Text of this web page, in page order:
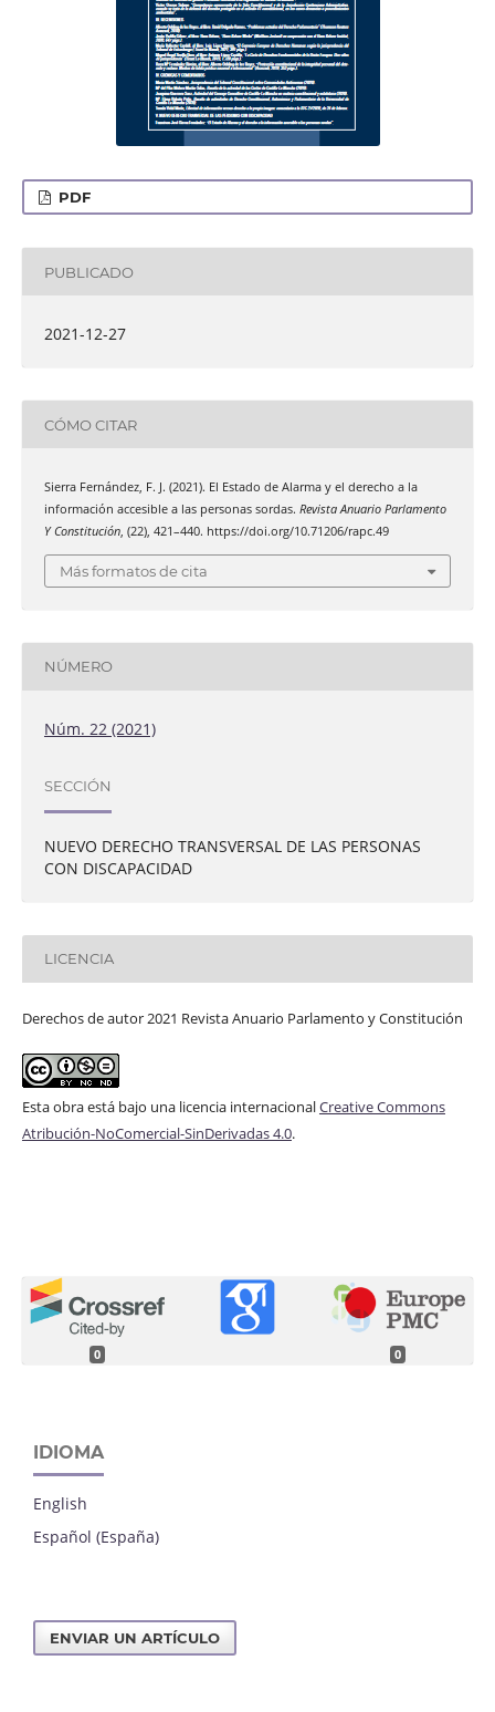
PDF
PUBLICADO
2021-12-27
CÓMO CITAR
Sierra Fernández, F. J. (2021). El Estado de Alarma y el derecho a la
información accesible a las personas sordas. Revista Anuario Parlamento
Y Constitución, (22), 421–440. https://doi.org/10.71206/rapc.49
Más formatos de cita
NÚMERO
Núm. 22 (2021)
SECCIÓN
NUEVO DERECHO TRANSVERSAL DE LAS PERSONAS
CON DISCAPACIDAD
LICENCIA
Derechos de autor 2021 Revista Anuario Parlamento y Constitución
Esta obra está bajo una licencia internacionalCreative Commons
Atribución-NoComercial-SinDerivadas 4.0.
0 0
IDIOMA
English
Español (España)
ENVIAR UN ARTÍCULO